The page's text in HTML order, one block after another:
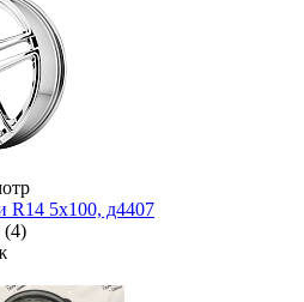
R14 5x100, д4407
(4)